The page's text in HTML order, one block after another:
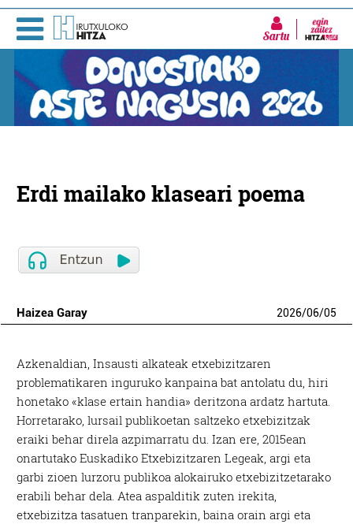
Sartu
Erdi mailako klaseari poema
Haizea Garay 2026/06/05
Azkenaldian, Insausti alkateak etxebizitzaren
problematikaren inguruko kanpaina bat antolatu du, hiri
honetako «klase ertain handia» deritzona ardatz hartuta.
Horretarako, lursail publikoetan saltzeko etxebizitzak
eraiki behar direla azpimarratu du. Izan ere, 2015ean
onartutako Euskadiko Etxebizitzaren Legeak, argi eta
garbi zioen lurzoru publikoa alokairuko etxebizitzetarako
erabili behar dela. Atea aspalditik zuten irekita,
etxebizitza tasatuen tranparekin, baina orain argi eta